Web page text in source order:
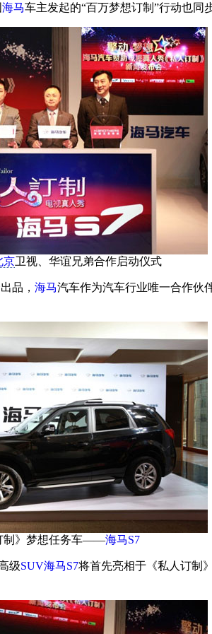
海马车主发起的“百万梦想订制”行动也同
京卫视、华谊兄弟合作启动仪式
品， 海马汽车作为汽车行业唯一合作伙
制》梦想任务车——海马S7
级SUV海马S7将首先亮相于《私人订制